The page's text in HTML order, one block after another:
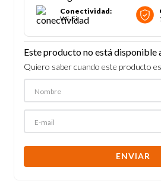
Conectividad:
Wi-Fi
Este producto no está disponible
Quiero saber cuando este producto
ENVIAR